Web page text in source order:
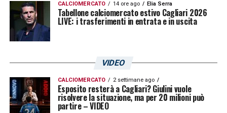
CALCIOMERCATO 14 ore ago Elia Serra
Tabellone calciomercato estivo Cagliari 2026
LIVE: i trasferimenti in entrata e in uscita
VIDEO
CALCIOMERCATO 2 settimane ago
Esposito resterà a Cagliari? Giulini vuole
risolvere la situazione, ma per 20 milioni può
partire – VIDEO